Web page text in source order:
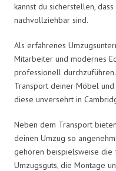
kannst du sicherstellen,
nachvollziehbar sind.
Als erfahrenes
Mitarbeiter und modernes
professionell
Transport deiner Möbel
diese unversehrt in
Neben dem Transport
deinen Umzug so
gehören beispielsweise die
Umzugsguts, die Montage